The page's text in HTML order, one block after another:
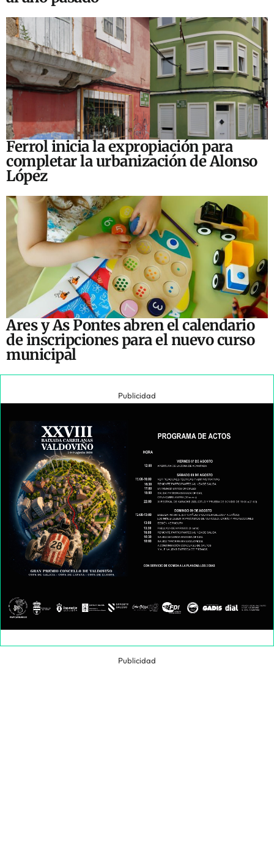
Ferrol inicia la expropiación para
completar la urbanización de Alonso
López
Ares y As Pontes abren el calendario
de inscripciones para el nuevo curso
municipal
Publicidad
Publicidad